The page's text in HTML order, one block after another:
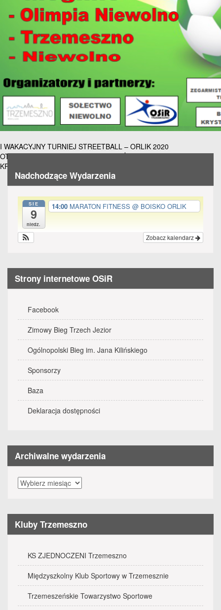
Nawigacja
wpisu
I WAKACYJNY TURNIEJ STREETBALL – ORLIK 2020
OTWARTY NOCNY TURNIEJ PIŁKI NOŻNEJ SERWIS OPON
KRUCHOWO CUP
Nadchodzące Wydarzenia
SIE
9
niedz.
14:00 MARATON FITNESS @ BOISKO ORLIK
Zobacz kalendarz
Strony internetowe OSiR
Facebook
Zimowy Bieg Trzech Jezior
Ogólnopolski Bieg im. Jana Kilińskiego
Sponsorzy
Baza
Deklaracja dostępności
Archiwalne wydarzenia
Archiwalne
wydarzenia
Kluby Trzemeszno
KS ZJEDNOCZENI Trzemeszno
Międzyszkolny Klub Sportowy w Trzemesznie
Trzemeszeńskie Towarzystwo Sportowe